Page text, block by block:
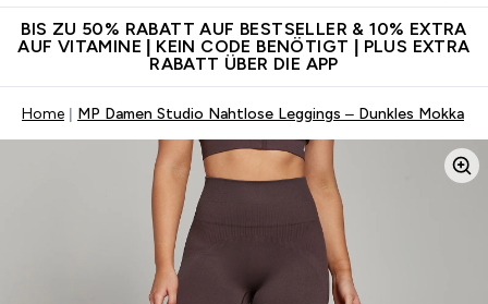
BIS ZU 50% RABATT AUF BESTSELLER & 10% EXTRA
AUF VITAMINE | KEIN CODE BENÖTIGT | PLUS EXTRA
RABATT ÜBER DIE APP
Home MP Damen Studio Nahtlose Leggings – Dunkles Mokka